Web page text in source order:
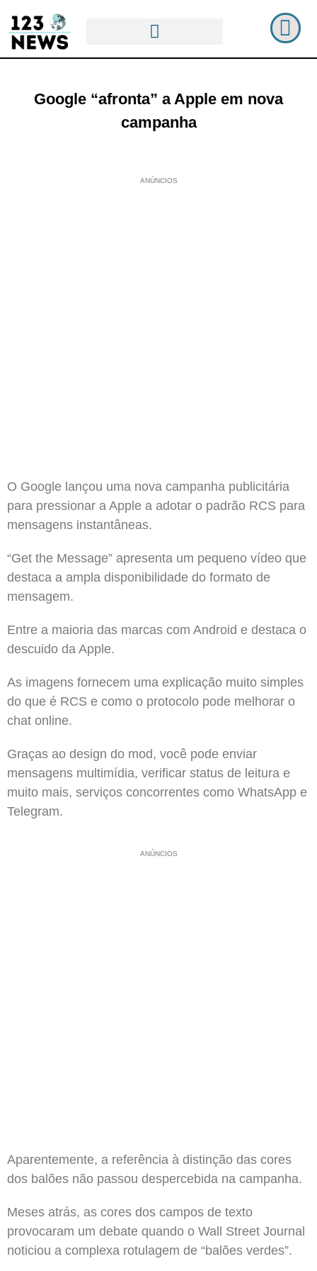
Google “afronta” a Apple em nova
campanha
ANÚNCIOS
O Google lançou uma nova campanha publicitária
para pressionar a Apple a adotar o padrão RCS para
mensagens instantâneas.
“Get the Message” apresenta um pequeno vídeo que
destaca a ampla disponibilidade do formato de
mensagem.
Entre a maioria das marcas com Android e destaca o
descuido da Apple.
As imagens fornecem uma explicação muito simples
do que é RCS e como o protocolo pode melhorar o
chat online.
Graças ao design do mod, você pode enviar
mensagens multimídia, verificar status de leitura e
muito mais, serviços concorrentes como WhatsApp e
Telegram.
ANÚNCIOS
Aparentemente, a referência à distinção das cores
dos balões não passou despercebida na campanha.
Meses atrás, as cores dos campos de texto
provocaram um debate quando o Wall Street Journal
noticiou a complexa rotulagem de “balões verdes”.